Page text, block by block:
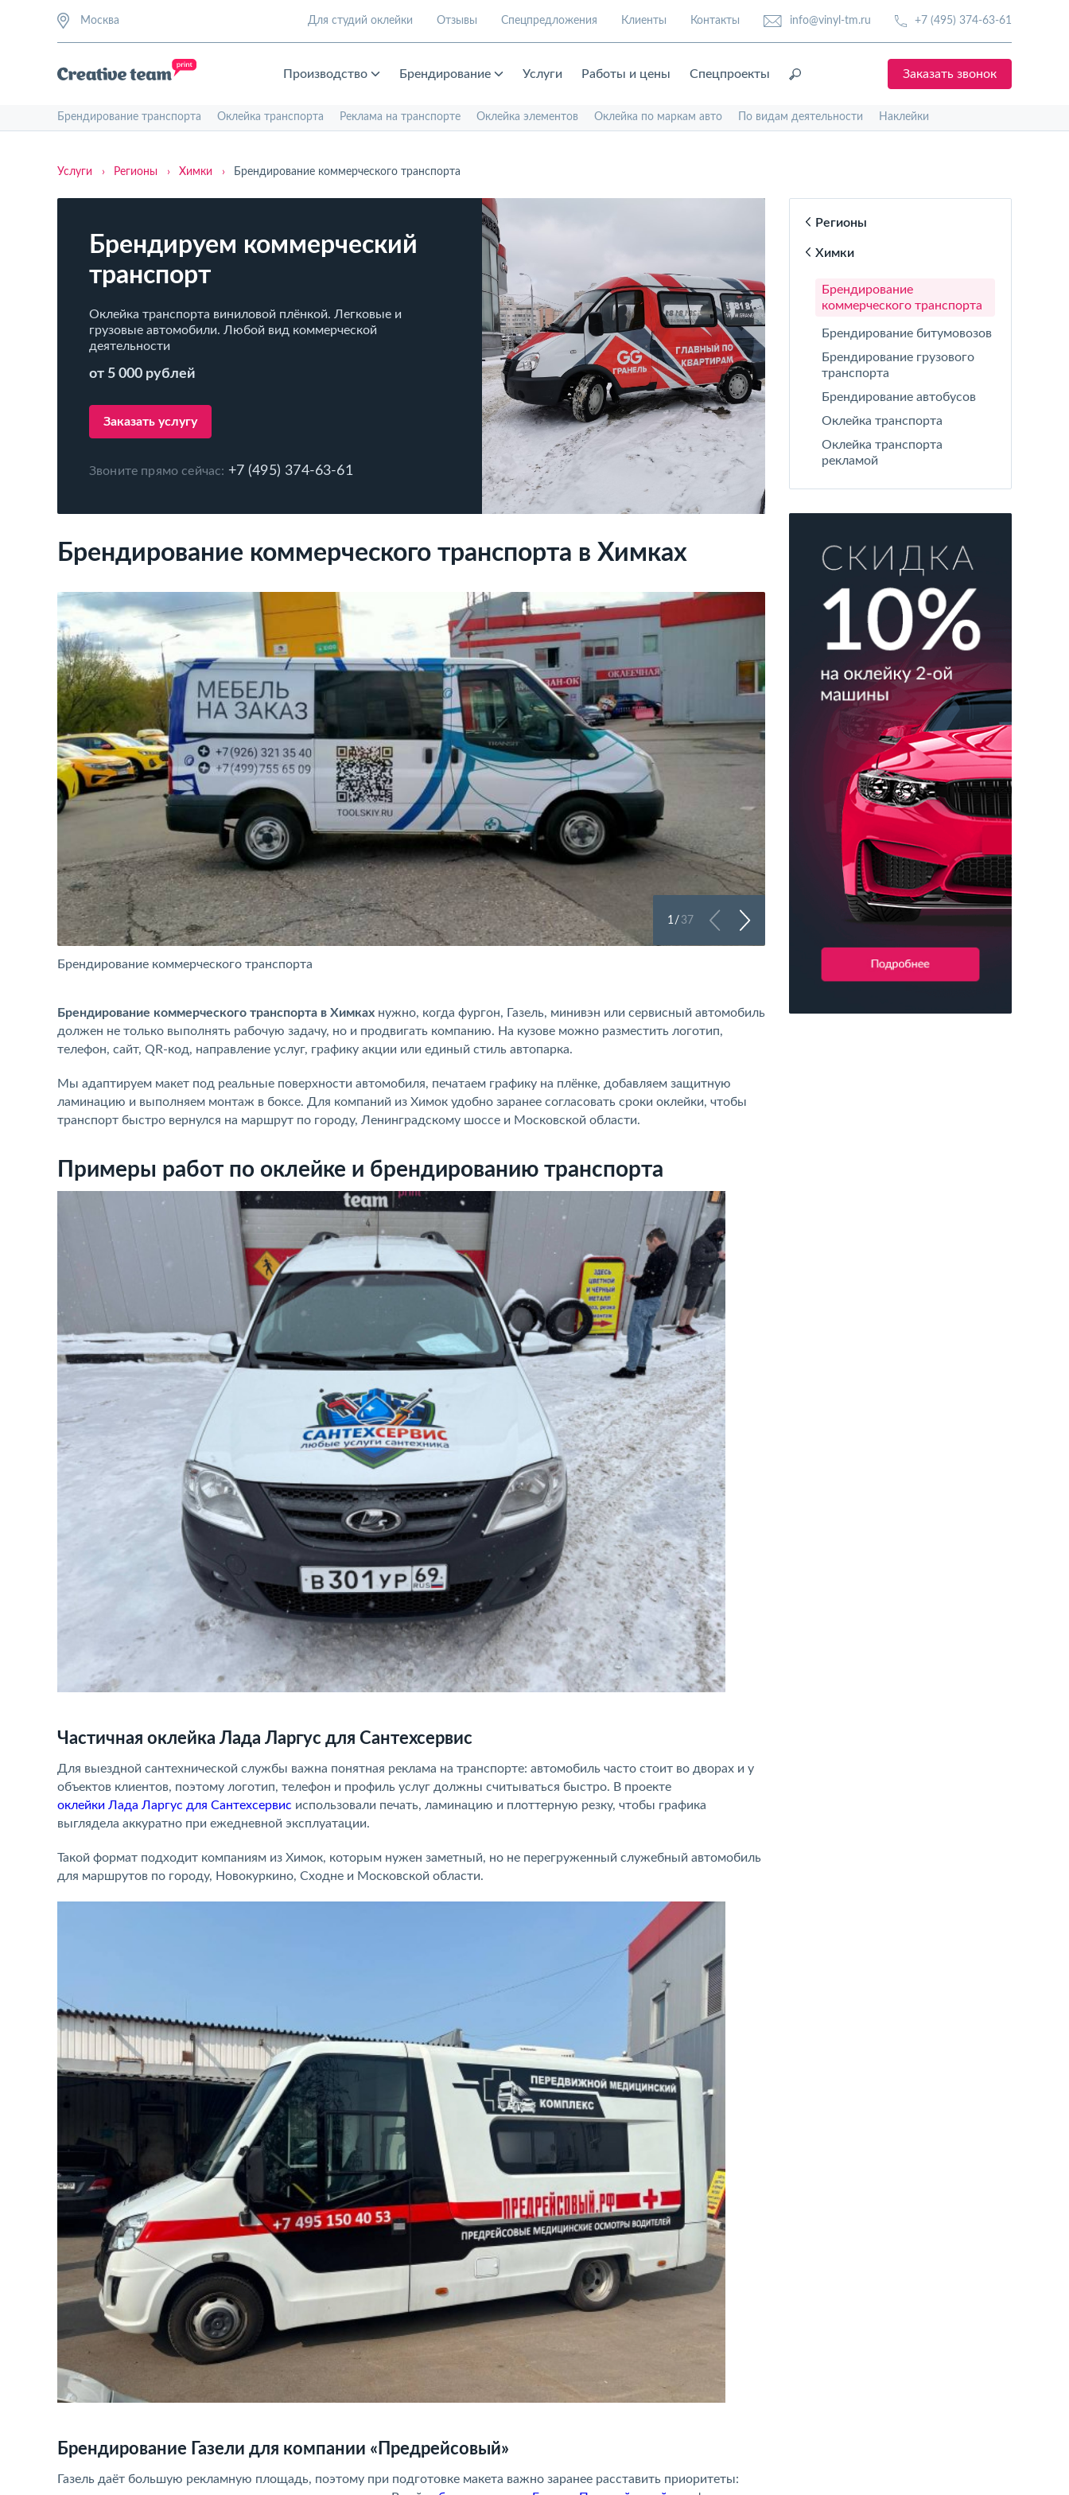
Москва Для студий оклейки Отзывы Спецпредложения Клиенты Контакты info@vinyl-tm.ru +7 (495) 374-63-61
Производство Брендирование Услуги Работы и цены Спецпроекты Заказать звонок
Брендирование транспорта Оклейка транспорта Реклама на транспорте Оклейка элементов Оклейка по маркам авто По видам деятельности Наклейки
Услуги › Регионы › Химки › Брендирование коммерческого транспорта
Брендируем коммерческий
транспорт
Оклейка транспорта виниловой плёнкой. Легковые и
грузовые автомобили. Любой вид коммерческой
деятельности
от 5 000 рублей
Заказать услугу
Звоните прямо сейчас: +7 (495) 374-63-61
Брендирование коммерческого транспорта в Химках
Брендирование коммерческого транспорта Брендирование коммерческого транспорта
1/37
Брендирование коммерческого транспорта в Химках нужно, когда фургон, Газель, минивэн или сервисный автомобиль
должен не только выполнять рабочую задачу, но и продвигать компанию. На кузове можно разместить логотип,
телефон, сайт, QR-код, направление услуг, графику акции или единый стиль автопарка.
Мы адаптируем макет под реальные поверхности автомобиля, печатаем графику на плёнке, добавляем защитную
ламинацию и выполняем монтаж в боксе. Для компаний из Химок удобно заранее согласовать сроки оклейки, чтобы
транспорт быстро вернулся на маршрут по городу, Ленинградскому шоссе и Московской области.
Примеры работ по оклейке и брендированию транспорта
Частичная оклейка Лада Ларгус для Сантехсервис
Для выездной сантехнической службы важна понятная реклама на транспорте: автомобиль часто стоит во дворах и у
объектов клиентов, поэтому логотип, телефон и профиль услуг должны считываться быстро. В проекте
оклейки Лада Ларгус для Сантехсервис использовали печать, ламинацию и плоттерную резку, чтобы графика
выглядела аккуратно при ежедневной эксплуатации.
Такой формат подходит компаниям из Химок, которым нужен заметный, но не перегруженный служебный автомобиль
для маршрутов по городу, Новокуркино, Сходне и Московской области.
Брендирование Газели для компании «Предрейсовый»
Газель даёт большую рекламную площадь, поэтому при подготовке макета важно заранее расставить приоритеты:
Регионы
Химки
Брендирование
коммерческого транспорта
Брендирование битумовозов
Брендирование грузового
транспорта
Брендирование автобусов
Оклейка транспорта
Оклейка транспорта
рекламой